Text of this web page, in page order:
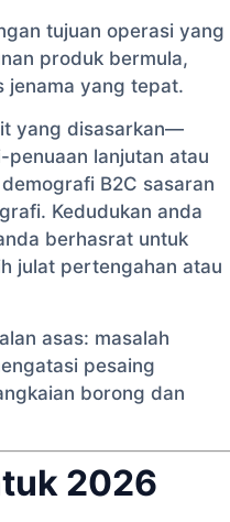
tujuan operasi yang
produk bermula,
jenama yang tepat.
yang disasarkan—
lanjutan atau
B2C sasaran
Kedudukan anda
berhasrat untuk
julat pertengahan atau
asas: masalah
pesaing
borong dan
2026